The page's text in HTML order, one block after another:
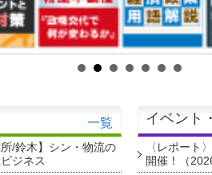
一覧
/鈴木】シン・物流の
ジネス
イベント
〈レポート
開催！（